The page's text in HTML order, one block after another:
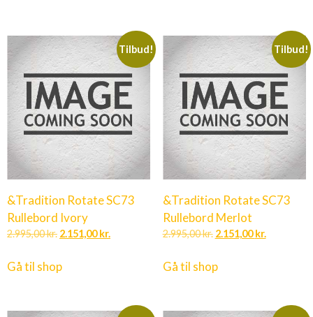
Tilbud!
&Tradition Rotate SC73
Rullebord Ivory
2.995,00kr. 2.151,00kr.
Gå til shop
Tilbud!
&Tradition Rotate SC73
Rullebord Merlot
2.995,00kr. 2.151,00kr.
Gå til shop